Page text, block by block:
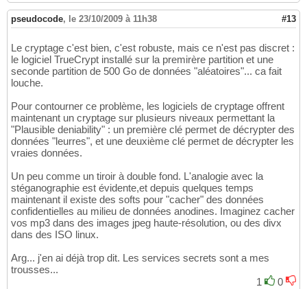
pseudocode, le 23/10/2009 à 11h38 #13
Le cryptage c'est bien, c'est robuste, mais ce n'est pas discret :
le logiciel TrueCrypt installé sur la premirère partition et une
seconde partition de 500 Go de données "aléatoires"... ca fait
louche.
Pour contourner ce problème, les logiciels de cryptage offrent
maintenant un cryptage sur plusieurs niveaux permettant la
"Plausible deniability" : un première clé permet de décrypter des
données "leurres", et une deuxième clé permet de décrypter les
vraies données.
Un peu comme un tiroir à double fond. L'analogie avec la
stéganographie est évidente,et depuis quelques temps
maintenant il existe des softs pour "cacher" des données
confidentielles au milieu de données anodines. Imaginez cacher
vos mp3 dans des images jpeg haute-résolution, ou des divx
dans des ISO linux.
Arg... j'en ai déjà trop dit. Les services secrets sont a mes
trousses...
1
0